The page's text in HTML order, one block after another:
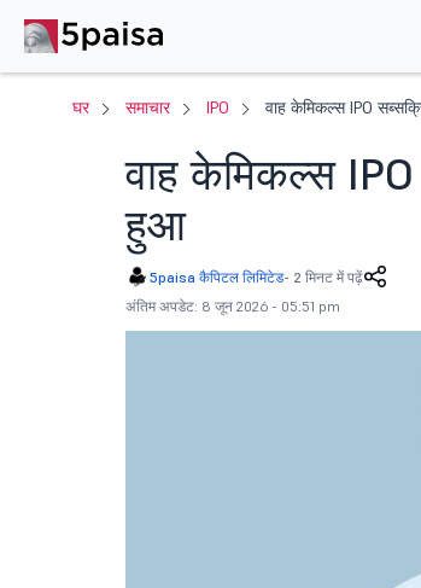
घर समाचार IPO वाह केमिकल्स IPO
वाह केमिकल्स
हुआ
5paisa कैपिटल लिमिटेड- 2 मिनट में पढ़ें
अंतिम अपडेट: 8 जून 2026 - 05:51 pm